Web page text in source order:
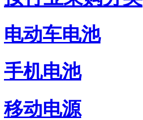
电动车电池
手机电池
移动电源